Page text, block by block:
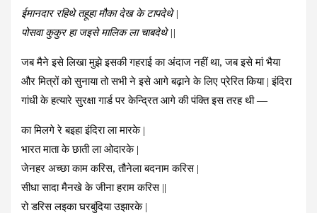
ईमानदार रहिथे तहूहा मौका देख के टापदेथे |
पोसवा कुकुर हा जइसे मालिक ला चाबदेथे ||
जब मैने इसे लिखा मुझे इसकी गहराई का अंदाज नहीं था, जब इसे मां भैया
और मित्रों को सुनाया तो सभी ने इसे आगे बढ़ाने के लिए प्रेरित किया | इंदिरा
गांधी के हत्यारे सुरक्षा गार्ड पर केन्द्रित आगे की पंक्ति इस तरह थी —
का मिलगे रे बइहा इंदिरा ला मारके |
भारत माता के छाती ला ओदारके |
जेनहर अच्छा काम करिस, तौनेला बदनाम करिस |
सीधा सादा मैनखे के जीना हराम करिस ||
रो डरिस लइका घरबुंदिया उझारके |